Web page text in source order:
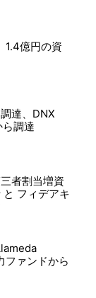
1.4億円の資
達、DNX
調達
者割当増資
フィデアキ
ファンドから